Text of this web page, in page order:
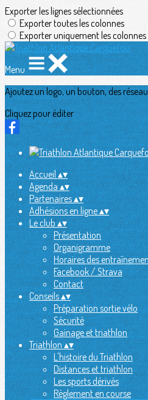
Exporter les lignes sélectionnées
Exporter toutes les colonnes
Exporter uniquement les
Menu
Ajoutez un logo, un bouton, des
Cliquez pour éditer
Accueil▴▾
Agenda▴▾
Partenaires▴▾
Adhésions en ligne▴▾
Le club▴▾
Présentation
Organigramme
Horaires des
Facebook / Strava
Contact
Conseils▴▾
Préparation sortie vélo
Sécurité
Gainage et triathlon
Triathlon▴▾
L'histoire du Triathlon
Distances et triathlon
Les sports dérivés
Règlement en course